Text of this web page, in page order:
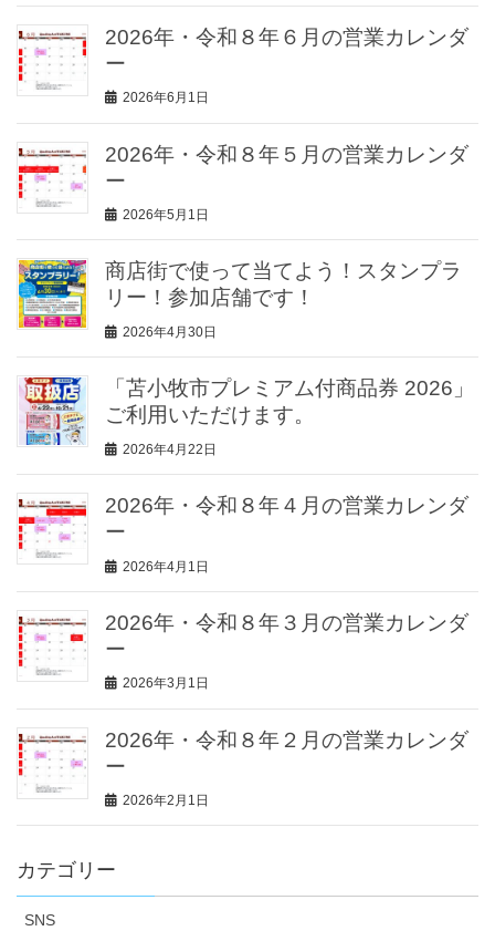
2026年・令和８年６月の営業カレンダ
ー
2026年6月1日
2026年・令和８年５月の営業カレンダ
ー
2026年5月1日
商店街で使って当てよう！スタンプラ
リー！参加店舗です！
2026年4月30日
「苫小牧市プレミアム付商品券 2026」
ご利用いただけます。
2026年4月22日
2026年・令和８年４月の営業カレンダ
ー
2026年4月1日
2026年・令和８年３月の営業カレンダ
ー
2026年3月1日
2026年・令和８年２月の営業カレンダ
ー
2026年2月1日
カテゴリー
SNS